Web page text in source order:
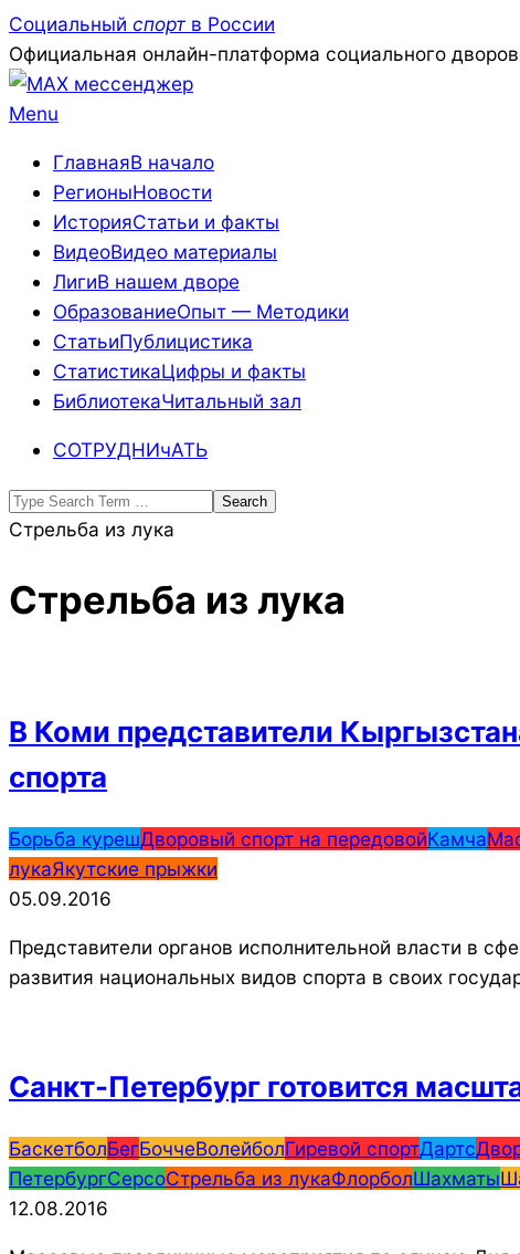
Skip
to
content
Социальный спорт в России
Официальная онлайн-платформа социального
Primary
Menu
Menu
ГлавнаяВ начало
РегионыНовости
ИсторияСтатьи и факты
ВидеоВидео материалы
ЛигиВ нашем дворе
ОбразованиеОпыт — Методики
СтатьиПублицистика
СтатистикаЦифры и факты
БиблиотекаЧитальный зал
СОТРУДНИчАТЬ
Search
Стрельба из лука
Стрельба из лука
В Коми представители
спорта
2016-
09-
05
Борьба курешДворовый спорт на передовойКамча
лукаЯкутские прыжки
05.09.2016
Представители органов исполнительной власти в
развития национальных видов спорта в своих
Санкт-Петербург готовится
2016-
08-
12
БаскетболБегБоччеВолейболГиревой спортДартс
ПетербургСерсоСтрельба из лукаФлорболШахматы
12.08.2016